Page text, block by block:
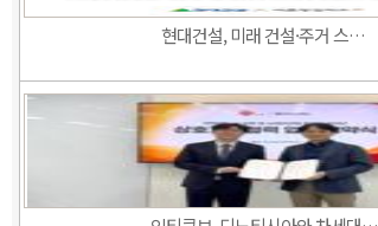
현대건설, 미래 건설·주거 스…